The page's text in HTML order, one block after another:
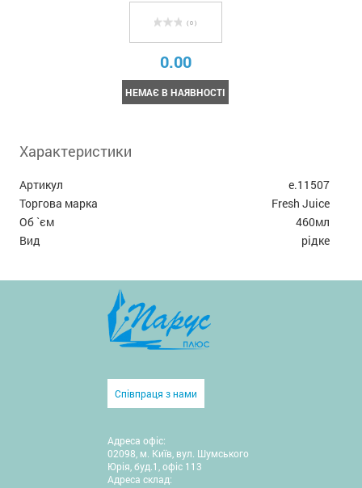
( 0 )
0.00
НЕМАЄ В НАЯВНОСТІ
Характеристики
Артикул
e.11507
Торгова марка
Fresh Juice
Об `єм
460мл
Вид
рідке
Співпраця з нами
Адреса офіс:
02098, м. Київ, вул. Шумського
Юрія, буд.1, офіс 113
Адреса склад: